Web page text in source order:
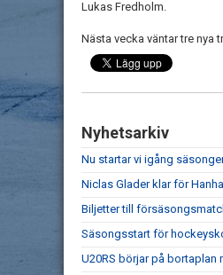
Lukas Fredholm.
Nästa vecka väntar tre nya
Nyhetsarkiv
Nu startar vi igång
Niclas Glader klar för
Biljetter till
Säsongsstart för
U20RS börjar på bortaplan